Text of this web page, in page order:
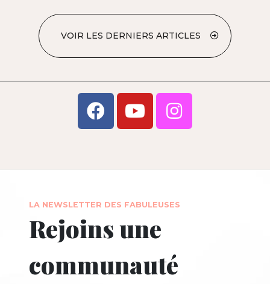
VOIR LES DERNIERS ARTICLES
LA NEWSLETTER DES FABULEUSES
Rejoins une
communauté